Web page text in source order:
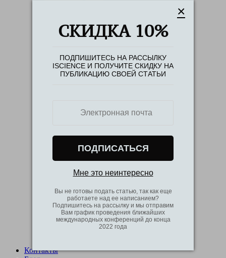
СКИДКА 10%
ПОДПИШИТЕСЬ НА РАССЫЛКУ
ISCIENCE И ПОЛУЧИТЕ СКИДКУ НА
ПУБЛИКАЦИЮ СВОЕЙ СТАТЬИ
ПОДПИСАТЬСЯ
Мне это неинтересно
Вы не готовы подать статью, так как еще
работаете над ее написанием?
Подпишитесь на рассылку и мы отправим
Вам график проведения ближайших
международных конференций до конца
2022 года
×
26-27 апреля, 2017
26-27 марта, 2017
26-27 февраля, 2017
21-22 декабря, 2016
26-27 ноября, 2016
26-27 октября, 2016
26-27 июня, 2016
23-24 февраля, 2016
26-27 января, 2016
22-23 декабря, 2015
24-25 ноября, 2015
21-22 сентября,
2015
21-22 августа, 2015
25-26 июля, 2015
Контакты